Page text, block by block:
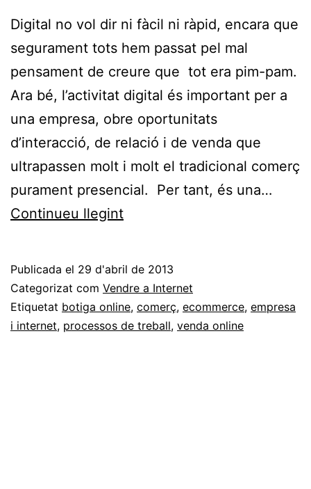
Digital no vol dir ni fàcil ni ràpid, encara que
segurament tots hem passat pel mal
pensament de creure que tot era pim-pam.
Ara bé, l’activitat digital és important per a
una empresa, obre oportunitats
d’interacció, de relació i de venda que
ultrapassen molt i molt el tradicional comerç
purament presencial. Per tant, és una…
Continueu llegintLa
treball
d’una
botiga
Publicada el 29 d'abril de 2013
Categorizat com Vendre a Internet
Etiquetat botiga online, comerç, ecommerce, empresa
i internet, processos de treball, venda online